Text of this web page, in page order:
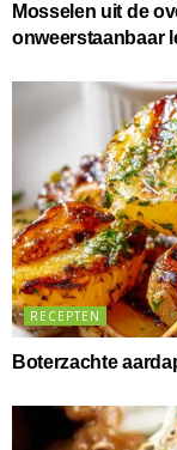
Mosselen uit de
onweerstaanbaar
RECEPTEN
Boterzachte